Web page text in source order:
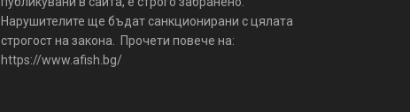
Нарушителите ще бъдат санкционирани с цялата
строгост на закона. Прочети повече на:
https://www.afish.bg/